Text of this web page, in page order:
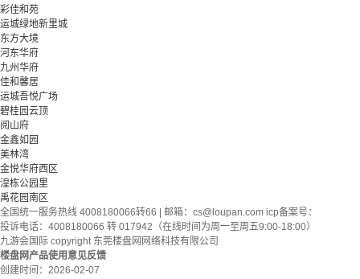
彩佳和苑
运城绿地新里城
东方大境
河东华府
九州华府
佳和馨居
运城吾悦广场
碧桂园云顶
阅山府
金鑫如园
美林湾
金悦华府西区
湟栋公园里
禹花园南区
全国统一服务热线 4008180066转66 | 邮箱： cs@loupan.com icp备案号：
投诉电话：4008180066 转 017942（在线时间为周一至周五9:00-18:00）
九游会国际 copyright 东莞楼盘网网络科技有限公司
楼盘网产品使用意见反馈
创建时间： 2026-02-07